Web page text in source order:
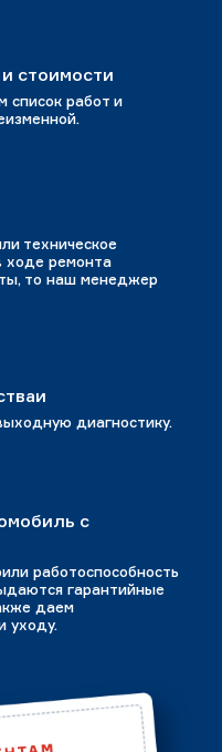
стоимости
список работ и
техническое
ходе ремонта
то наш менеджер
диагностику.
с
работоспособность
гарантийные
даем
уходу.